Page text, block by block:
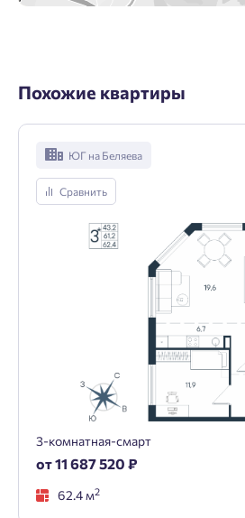
Похожие квартиры
ЮГ на Беляева
Сравнить
3-комнатная-смарт
от 11 687 520 ₽
62.4 м2